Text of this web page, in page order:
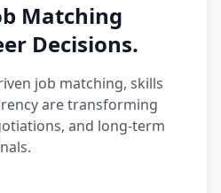
Matching
Decisions.
job matching, skills
are transforming
and long-term